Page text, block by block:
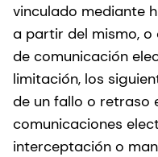
vinculado mediante
a partir del mismo, o
de comunicación
limitación, los
de un fallo o retraso
comunicaciones
interceptación o